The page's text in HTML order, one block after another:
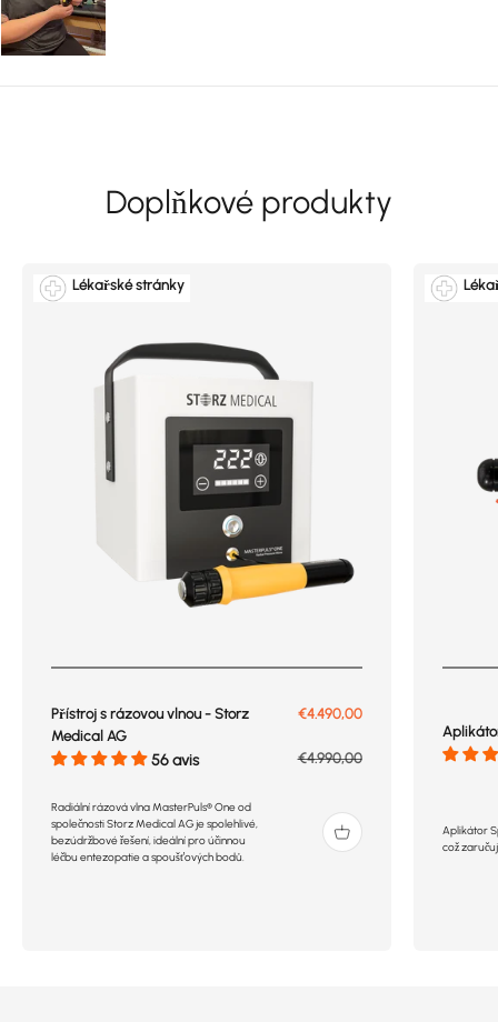
Lékařské stránky
Přístroj s rázovou vlnou - Storz
Medical AG
56 avis
Prix de vente
€4.490,00
Prix normal
€4.990,00
Radiální rázová vlna MasterPuls® One od
společnosti Storz Medical AG je spolehlivé,
bezúdržbové řešení, ideální pro účinnou
léčbu entezopatie a spoušťových bodů.
Aplikátor
což